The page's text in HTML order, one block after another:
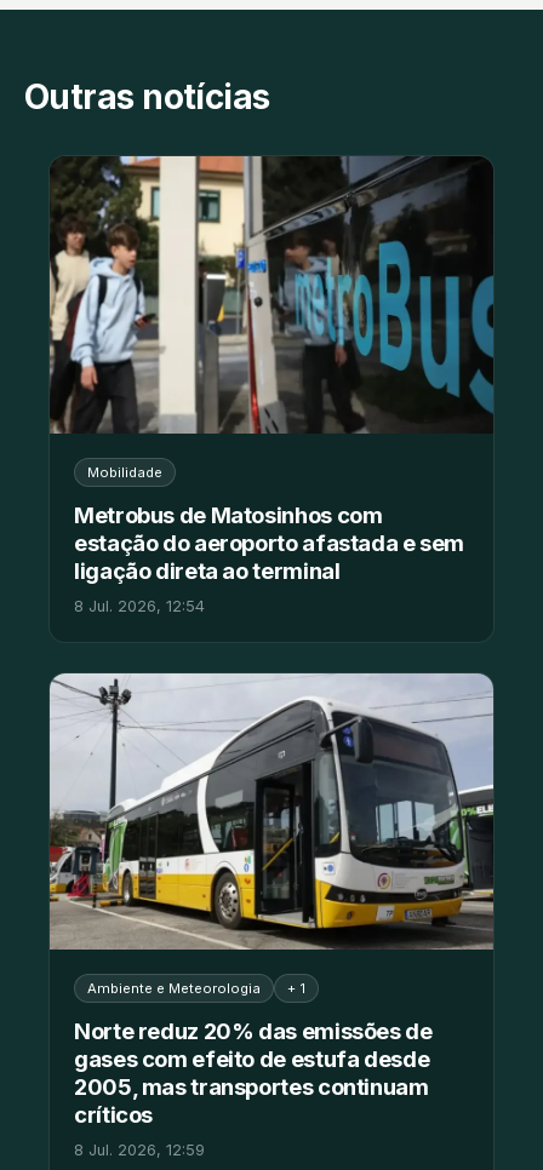
Outras notícias
Mobilidade
Metrobus de Matosinhos com
estação do aeroporto afastada e sem
ligação direta ao terminal
8 Jul. 2026, 12:54
Ambiente e Meteorologia + 1
Norte reduz 20% das emissões de
gases com efeito de estufa desde
2005, mas transportes continuam
críticos
8 Jul. 2026, 12:59